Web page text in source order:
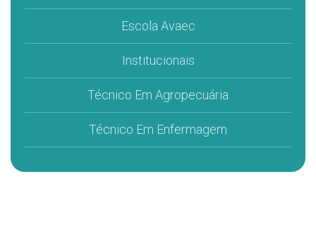
Escola Avaec
Institucionais
Técnico Em Agropecuária
Técnico Em Enfermagem